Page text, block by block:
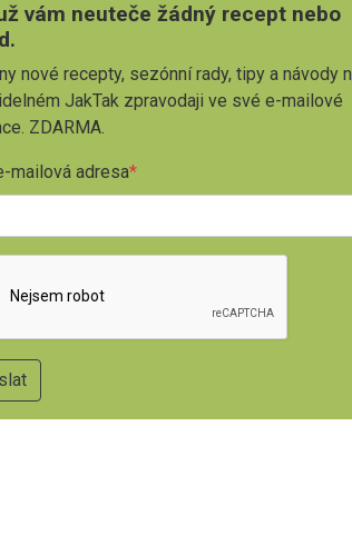
vám neuteče žádný recept nebo
nové recepty, sezónní rady, tipy a návody
JakTak zpravodaji ve své e-mailové
ZDARMA.
mailová adresa